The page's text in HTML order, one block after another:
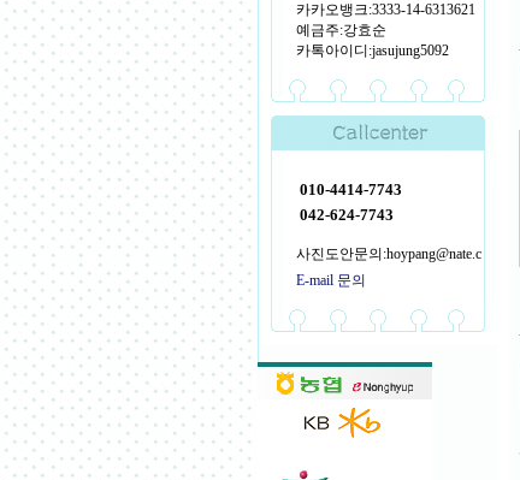
카카오뱅크:3333-14-6313621
예금주:강효순
카톡아이디:jasujung5092
010-4414-7743
042-624-7743
사진도안문의:hoypang@nate.c
E-mail 문의